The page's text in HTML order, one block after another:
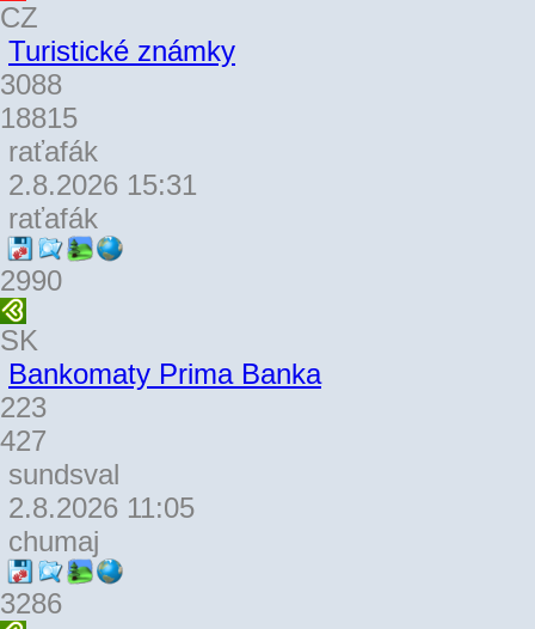
CZ
Turistické známky
3088
18815
raťafák
2.8.2026 15:31
raťafák
2990
SK
Bankomaty Prima Banka
223
427
sundsval
2.8.2026 11:05
chumaj
3286